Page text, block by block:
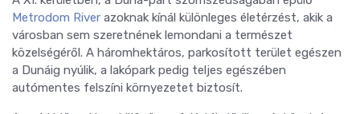
Metrodom River azoknak kínál különleges életérzést, akik a
városban sem szeretnének lemondani a természet
közelségéről. A háromhektáros, parkosított terület egészen
a Dunáig nyúlik, a lakópark pedig teljes egészében
autómentes felszíni környezetet biztosít.